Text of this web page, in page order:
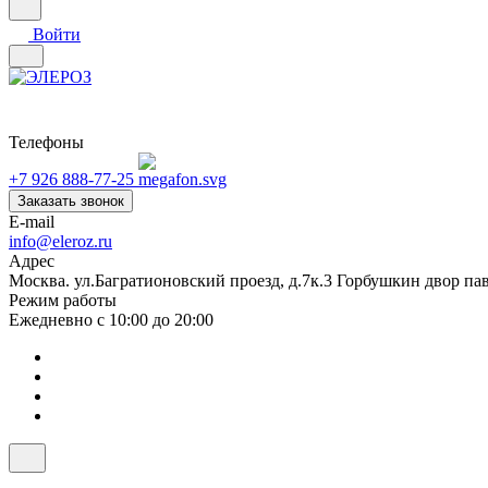
Войти
Телефоны
+7 926 888-77-25
Заказать звонок
E-mail
info@eleroz.ru
Адрес
Москва. ул.Багратионовский проезд, д.7к.3 Горбушкин двор
Режим работы
Ежедневно с 10:00 до 20:00